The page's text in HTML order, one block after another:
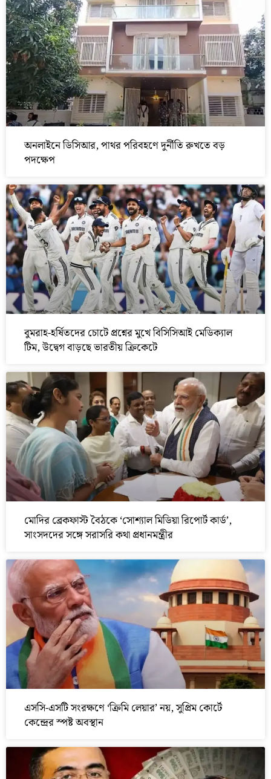
অনলাইনে ডিসিআর, পাথর পরিবহণে দুর্নীতি রুখতে বড়
পদক্ষেপ
বুমরাহ-হর্ষিতদের চোটে প্রশ্নের মুখে বিসিসিআই মেডিক্যাল
টিম, উদ্বেগ বাড়ছে ভারতীয় ক্রিকেটে
মোদির ব্রেকফাস্ট বৈঠকে ‘সোশ্যাল মিডিয়া রিপোর্ট কার্ড’,
সাংসদদের সঙ্গে সরাসরি কথা প্রধানমন্ত্রীর
এসসি-এসটি সংরক্ষণে ‘ক্রিমি লেয়ার’ নয়, সুপ্রিম কোর্টে
কেন্দ্রের স্পষ্ট অবস্থান